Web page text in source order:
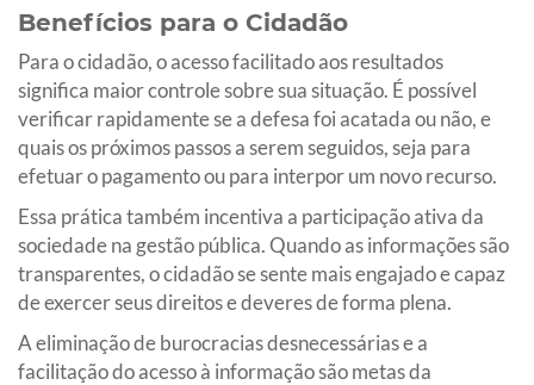
Benefícios para o Cidadão
Para o cidadão, o acesso facilitado aos resultados
significa maior controle sobre sua situação. É possível
verificar rapidamente se a defesa foi acatada ou não, e
quais os próximos passos a serem seguidos, seja para
efetuar o pagamento ou para interpor um novo recurso.
Essa prática também incentiva a participação ativa da
sociedade na gestão pública. Quando as informações são
transparentes, o cidadão se sente mais engajado e capaz
de exercer seus direitos e deveres de forma plena.
A eliminação de burocracias desnecessárias e a
facilitação do acesso à informação são metas da